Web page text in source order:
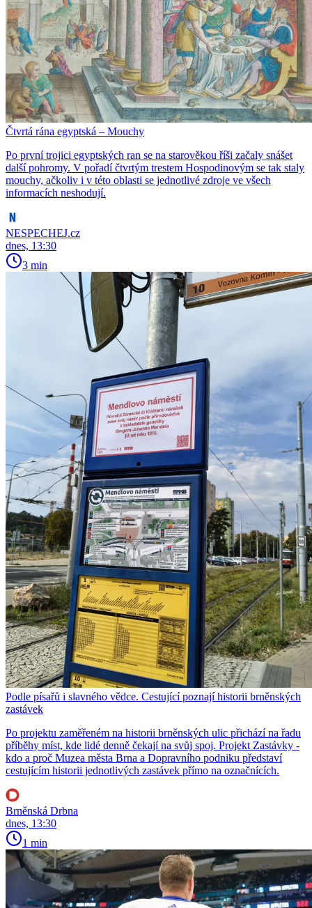
Čtvrtá rána egyptská – Mouchy
Po první trojici egyptských ran se na starověkou říši začaly snášet
další pohromy. V pořadí čtvrtým trestem Hospodinovým se tak staly
mouchy, ačkoliv i v této oblasti se jednotlivé zdroje ve všech
informacích neshodují.
NESPECHEJ.cz
dnes, 13:30
3 min
Podle písařů i slavného vědce. Cestující poznají historii brněnských
zastávek
Po projektu zaměřeném na historii brněnských ulic přichází na řadu
příběhy míst, kde lidé denně čekají na svůj spoj. Projekt Zastávky -
kdo a proč Muzea města Brna a Dopravního podniku představí
cestujícím historii jednotlivých zastávek přímo na označnících.
Brněnská Drbna
dnes, 13:30
1 min